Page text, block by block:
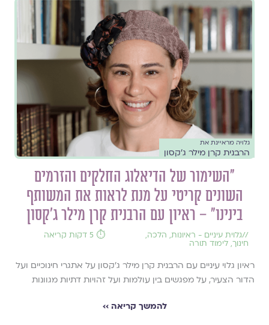
גלויה מראיינת את
הרבנית קרן מילר ג'קסון
"השימור של הדיאלוג החלקים והזרמים
השונים קריטי על מנת לראות את המשותף
בינינו" – ראיון עם הרבנית קרן מילר ג'קסון
//גלוית עיניים - ראיונות, הלכה,
חינוך, לימוד תורה
⏱️ 5 דקות קריאה
ראיון גלוי עיניים עם הרבנית קרן מילר ג'קסון על אתגרי חינוכיים ועל
הדור הצעיר, על מפגשים בין עולמות ועל זהויות דתיות מגוונות
להמשך קריאה ››